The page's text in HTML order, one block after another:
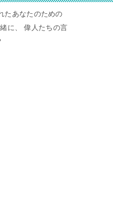
たあなたのための
に、 偉人たちの言